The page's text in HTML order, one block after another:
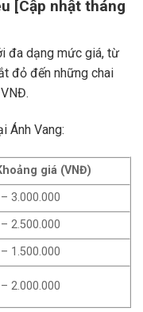
[Cập nhật tháng
đa dạng mức giá, từ
đỏ đến những chai
Ánh Vang:
giá (VNĐ)
3.000.000
2.500.000
1.500.000
2.000.000